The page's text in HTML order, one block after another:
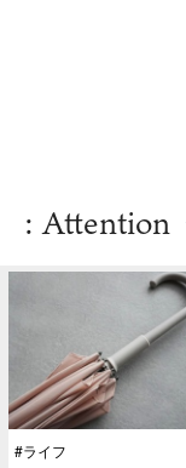
: Attention
#ライフ